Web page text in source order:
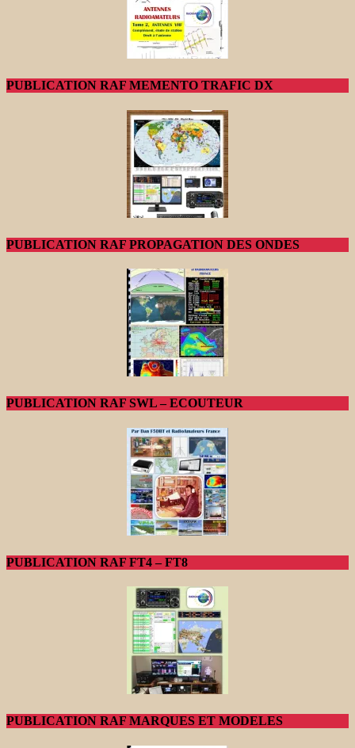
PUBLICATION RAF MEMENTO TRAFIC DX
PUBLICATION RAF PROPAGATION DES ONDES
PUBLICATION RAF SWL – ECOUTEUR
PUBLICATION RAF FT4 – FT8
PUBLICATION RAF MARQUES ET MODELES